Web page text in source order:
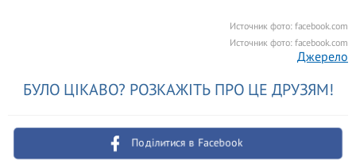
Источник фото: facebook.com
Источник фото: facebook.com
Джерело
БУЛО ЦІКАВО? РОЗКАЖІТЬ ПРО ЦЕ ДРУЗЯМ!
Поділитися в Facebook